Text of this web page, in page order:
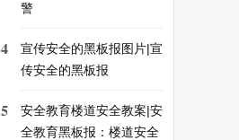
警
4
宣传安全的黑板报图片|宣
传安全的黑板报
5
安全教育楼道安全教案|安
全教育黑板报：楼道安全